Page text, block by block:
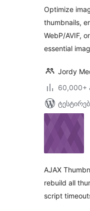
Optimize
thumbnails,
WebP/AVIF,
essential
Jordy
60,000+
AJAX
rebuild all
script